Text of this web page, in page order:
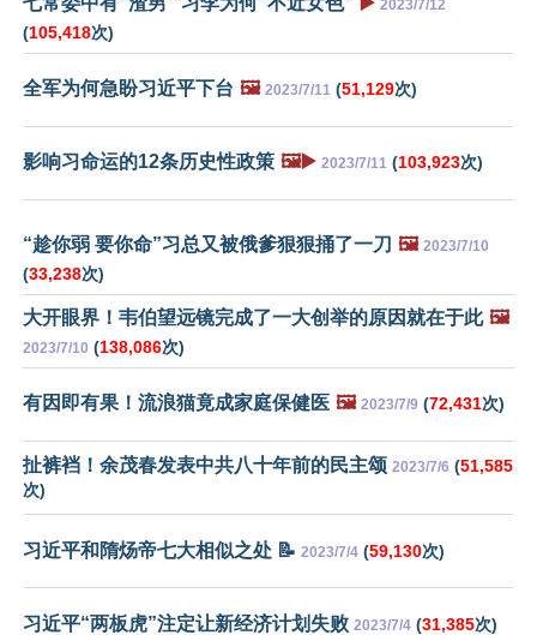
2023/7/12
(105,418次)
全军为何急盼习近平下台 🖼️ 2023/7/11 (51,129次)
影响习命运的12条历史性政策 🖼️▶️ 2023/7/11 (103,923次)
“趁你弱 要你命”习总又被俄爹狠狠捅了一刀 🖼️ 2023/7/10
(33,238次)
大开眼界！韦伯望远镜完成了一大创举的原因就在于此 🖼️
2023/7/10 (138,086次)
有因即有果！流浪猫竟成家庭保健医 🖼️ 2023/7/9 (72,431次)
扯裤裆！余茂春发表中共八十年前的民主颂 2023/7/6 (51,585
次)
习近平和隋炀帝七大相似之处 📝 2023/7/4 (59,130次)
习近平“两板虎”注定让新经济计划失败 2023/7/4 (31,385次)